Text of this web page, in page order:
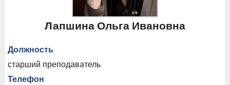
Лапшина Ольга Ивановна
Должность
старший преподаватель
Телефон